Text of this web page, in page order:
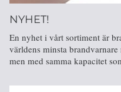
NYHET!
En nyhet i vårt sortiment är
världens minsta
men med samma kapacitet